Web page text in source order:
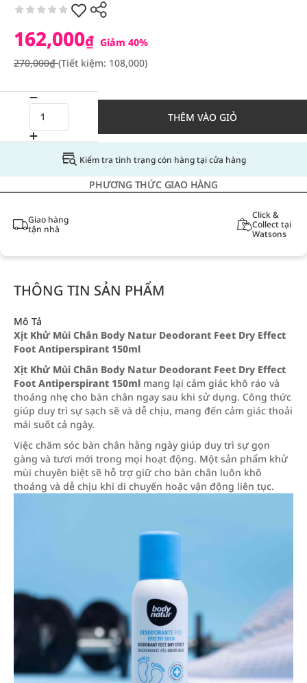
162,000₫ Giảm 40%
270,000₫(Tiết kiệm: 108,000)
THÊM VÀO GIỎ
Kiểm tra tình trạng còn hàng tại cửa hàng
PHƯƠNG THỨC GIAO HÀNG
Giao hàng
tận nhà
Click &
Collect tại
Watsons
THÔNG TIN SẢN PHẨM
Mô Tả
Xịt Khử Mùi Chân Body Natur Deodorant Feet Dry Effect
Foot Antiperspirant 150ml
Xịt Khử Mùi Chân Body Natur Deodorant Feet Dry Effect
Foot Antiperspirant 150ml mang lại cảm giác khô ráo và
thoáng nhẹ cho bàn chân ngay sau khi sử dụng. Công thức
giúp duy trì sự sạch sẽ và dễ chịu, mang đến cảm giác thoải
mái suốt cả ngày.
Việc chăm sóc bàn chân hằng ngày giúp duy trì sự gọn
gàng và tươi mới trong mọi hoạt động. Một sản phẩm khử
mùi chuyên biệt sẽ hỗ trợ giữ cho bàn chân luôn khô
thoáng và dễ chịu khi di chuyển hoặc vận động liên tục.